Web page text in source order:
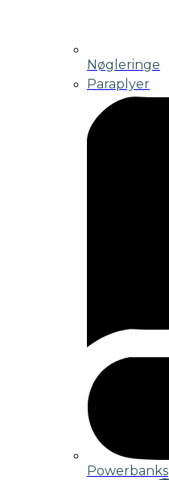
Nøgleringe
Paraplyer
Powerbanks